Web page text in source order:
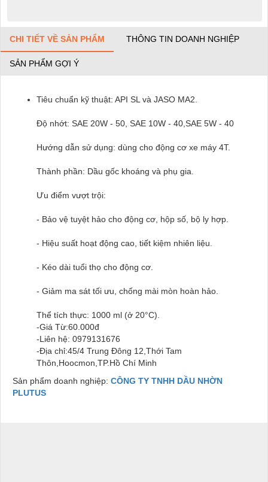
CHI TIẾT VỀ SẢN PHẨM THÔNG TIN DOANH NGHIỆP
SẢN PHẨM GỢI Ý
Tiêu chuẩn kỹ thuật: API SL và JASO MA2.
Độ nhớt: SAE 20W - 50, SAE 10W - 40,SAE 5W - 40
Hướng dẫn sử dụng: dùng cho động cơ xe máy 4T.
Thành phần: Dầu gốc khoáng và phụ gia.
Ưu điểm vượt trội:
- Bảo vệ tuyệt hảo cho động cơ, hộp số, bộ ly hợp.
- Hiệu suất hoạt động cao, tiết kiệm nhiên liệu.
- Kéo dài tuổi thọ cho động cơ.
- Giảm ma sát tối ưu, chống mài mòn hoàn hảo.
Thể tích thực: 1000 ml (ở 20°C).
-Giá Từ:60.000đ
-Liên hệ: 0979131676
-Địa chỉ:45/4 Trung Đông 12,Thới Tam
Thôn,Hoocmon,TP.Hồ Chí Minh
Sản phẩm doanh nghiệp: CÔNG TY TNHH DẦU NHỜN
PLUTUS